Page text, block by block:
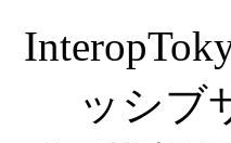
ッシブ